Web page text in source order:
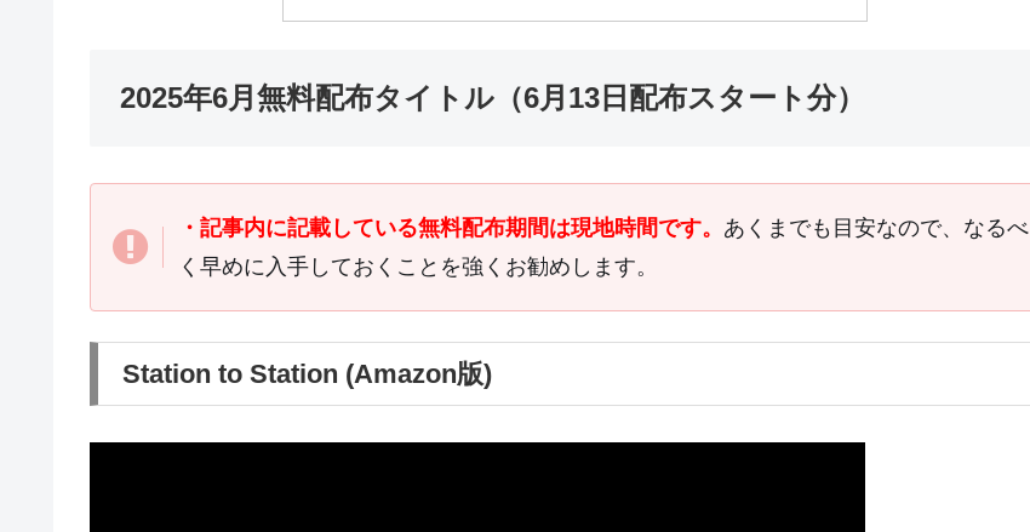
2025年6月無料配布タイトル（6月13日配布スタート分）
・記事内に記載している無料配布期間は現地時間です。 あくまでも目安なので、なるべ
く早めに入手しておくことを強くお勧めします。
Station to Station (Amazon版)